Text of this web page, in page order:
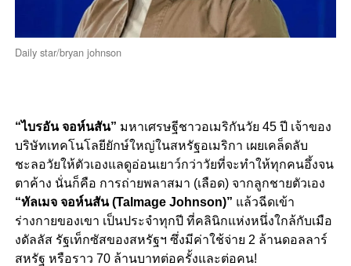
Daily star/bryan johnson
“ไบรอัน จอห์นสัน” มหาเศรษฐีชาวอเมริกันวัย 45 ปี เจ้าของ
บริษัทเทคโนโลยียักษ์ใหญ่ในสหรัฐอเมริกา เผยเคล็ดลับ
ชะลอวัยให้ตัวเองแลดูอ่อนเยาว์กว่าวัยที่จะทำให้ทุกคนอึ้งจน
ตาค้าง นั่นก็คือ การถ่ายพลาสมา (เลือด) จากลูกชายตัวเอง
“ทัลเมจ จอห์นสัน (Talmage Johnson)” แล้วฉีดเข้า
ร่างกายของเขา เป็นประจำทุกปี ที่คลินิกแห่งหนึ่งใกล้กับเมือ
งดัลลัส รัฐเท็กซัสของสหรัฐฯ ซึ่งมีค่าใช้จ่าย 2 ล้านดอลลาร์
สหรัฐ หรือราว 70 ล้านบาทต่อครั้งและต่อคน!